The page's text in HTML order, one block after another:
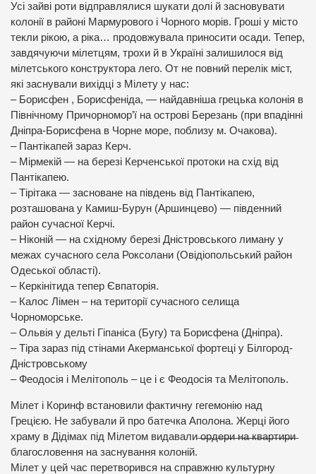
Усі зайві роти відправлялися шукати долі й засновувати
колонії в районі Мармурового і Чорного морів. Гроші у місто
текли рікою, а ріка… продовжувала приносити осади. Тепер,
завдячуючи мілетцям, трохи й в Україні залишилося від
мілетського конструктора лего. От не повний перелік міст,
які заснували вихідці з Мілету у нас:
– Борисфен , Борисфеніда, — найдавніша грецька колонія в
Північному Причорномор’ї на острові Березань (при впадінні
Дніпра-Борисфена в Чорне море, поблизу м. Очакова).
– Пантікапей зараз Керч.
– Мірмекій — на березі Керченської протоки на схід від
Пантікапею.
– Тірітака — засноване на південь від Пантікапею,
розташована у Камиш-Бурун (Аршинцево) — південний
район сучасної Керчі.
– Ніконій — на східному березі Дністровського лиману у
межах сучасного села Роксолани (Овідіопольський район
Одеської області).
– Керкінітида тепер Євпаторія.
– Калос Лімен – на території сучасного селища
Чорноморське.
– Ольвія у дельті Гіпаніса (Бугу) та Борисфена (Дніпра).
– Тіра зараз під стінами Акерманської фортеці у Білгород-
Дністровському
– Феодосія і Мелітополь – це і є Феодосія та Мелітополь.
Мілет і Коринф встановили фактичну гегемонію над
Грецією. Не забували й про батечка Аполона. Жерці його
храму в Дідімах під Мілетом видавали ̶о̶р̶д̶е̶р̶и̶ ̶н̶а̶ ̶к̶в̶а̶р̶т̶и̶р̶и̶
благословення на заснування колоній.
Мілет у цей час перетворився на справжню культурну